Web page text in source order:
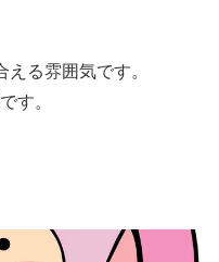
る雰囲気です。
す。